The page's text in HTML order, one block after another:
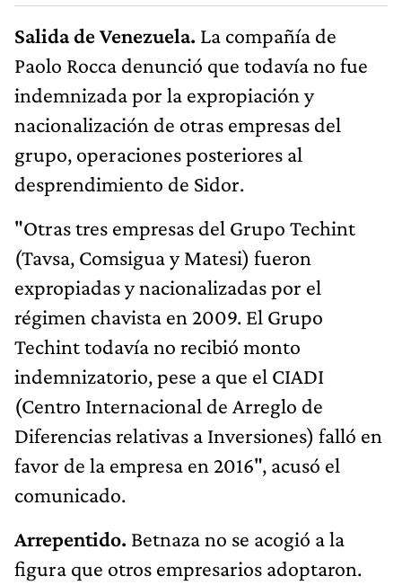
Salida de Venezuela. La compañía de
Paolo Rocca denunció que todavía no fue
indemnizada por la expropiación y
nacionalización de otras empresas del
grupo, operaciones posteriores al
desprendimiento de Sidor.
"Otras tres empresas del Grupo Techint
(Tavsa, Comsigua y Matesi) fueron
expropiadas y nacionalizadas por el
régimen chavista en 2009. El Grupo
Techint todavía no recibió monto
indemnizatorio, pese a que el CIADI
(Centro Internacional de Arreglo de
Diferencias relativas a Inversiones) falló en
favor de la empresa en 2016", acusó el
comunicado.
Arrepentido. Betnaza no se acogió a la
figura que otros empresarios adoptaron.